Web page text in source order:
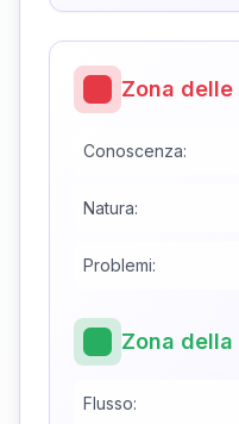
Zona delle
Conoscenza:
Natura:
Problemi:
Zona della
Flusso: